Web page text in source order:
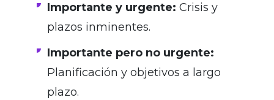
Importante y urgente: Crisis y
plazos inminentes.
Importante pero no urgente:
Planificación y objetivos a largo
plazo.